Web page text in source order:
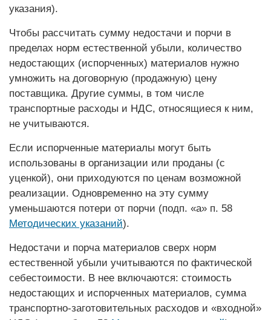
указания).
Чтобы рассчитать сумму недостачи и порчи в
пределах норм естественной убыли, количество
недостающих (испорченных) материалов нужно
умножить на договорную (продажную) цену
поставщика. Другие суммы, в том числе
транспортные расходы и НДС, относящиеся к ним,
не учитываются.
Если испорченные материалы могут быть
использованы в организации или проданы (с
уценкой), они приходуются по ценам возможной
реализации. Одновременно на эту сумму
уменьшаются потери от порчи (подп. «а» п. 58
Методических указаний).
Недостачи и порча материалов сверх норм
естественной убыли учитываются по фактической
себестоимости. В нее включаются: стоимость
недостающих и испорченных материалов, сумма
транспортно-заготовительных расходов и «входной»